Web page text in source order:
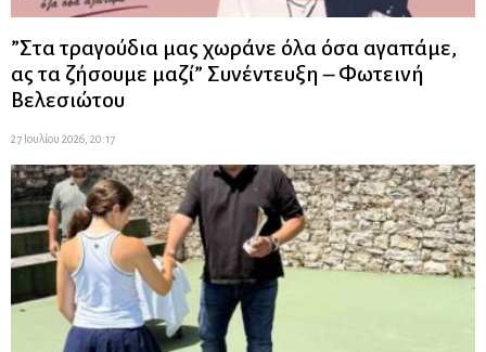
”Στα τραγούδια μας χωράνε όλα όσα αγαπάμε,
ας τα ζήσουμε μαζί” Συνέντευξη – Φωτεινή
Βελεσιώτου
27 Ιουλίου 2026, 20:17